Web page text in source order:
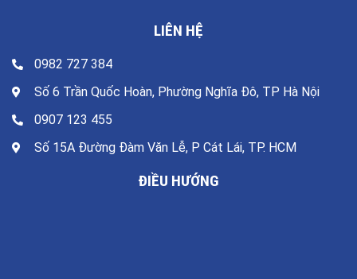
LIÊN HỆ
0982 727 384
Số 6 Trần Quốc Hoàn, Phường Nghĩa Đô, TP Hà Nội
0907 123 455
Số 15A Đường Đàm Văn Lễ, P Cát Lái, TP. HCM
ĐIỀU HƯỚNG